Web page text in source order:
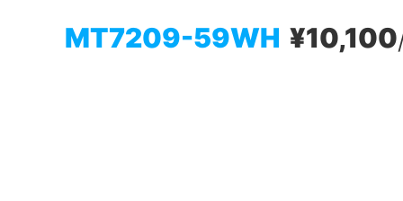
MT7209-59WH ¥10,100